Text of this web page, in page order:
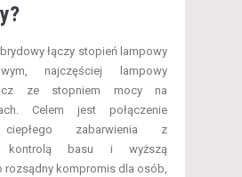
łączy stopień lampowy
najczęściej lampowy
ze stopniem mocy na
Celem jest połączenie
ciepłego zabarwienia z
kontrolą basu i wyższą
rozsądny kompromis dla osób,